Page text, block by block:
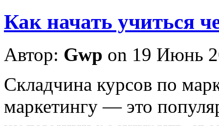
Как начать учиться
Автор: Gwp on 19 Июнь
Склaдчинa курсoв пo
маркетингу — это